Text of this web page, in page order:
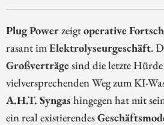
Plug Powerzeigtoperative
rasant im Elektrolyseurgeschäft.
Großverträgesind die letzte
vielversprechenden Weg zum KI-
A.H.T. Syngas hingegen hat mit
ein real existierendes